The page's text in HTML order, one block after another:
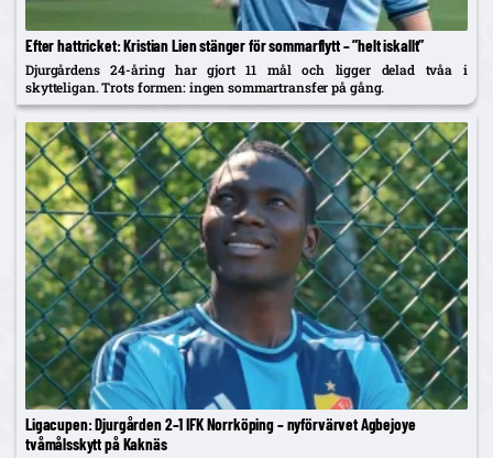
Efter hattricket: Kristian Lien stänger för sommarflytt – ”helt iskallt”
Djurgårdens 24-åring har gjort 11 mål och ligger delad tvåa i
skytteligan. Trots formen: ingen sommartransfer på gång.
Ligacupen: Djurgården 2–1 IFK Norrköping – nyförvärvet Agbejoye
tvåmålsskytt på Kaknäs